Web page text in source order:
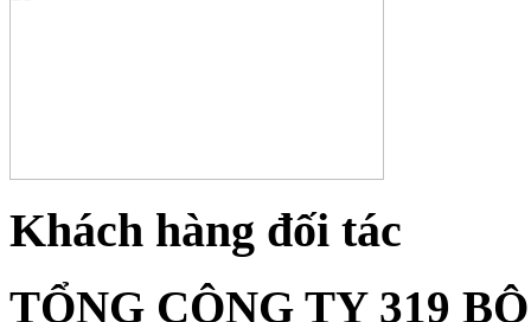
Khách hàng đối tác
TỔNG CÔNG TY 319